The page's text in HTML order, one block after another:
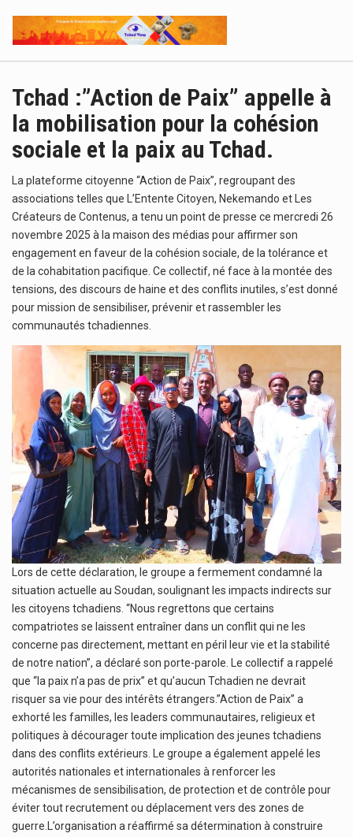
Tchad :”Action de Paix” appelle à
la mobilisation pour la cohésion
sociale et la paix au Tchad.
La plateforme citoyenne “Action de Paix”, regroupant des
associations telles que L’Entente Citoyen, Nekemando et Les
Créateurs de Contenus, a tenu un point de presse ce mercredi 26
novembre 2025 à la maison des médias pour affirmer son
engagement en faveur de la cohésion sociale, de la tolérance et
de la cohabitation pacifique. Ce collectif, né face à la montée des
tensions, des discours de haine et des conflits inutiles, s’est donné
pour mission de sensibiliser, prévenir et rassembler les
communautés tchadiennes.
Lors de cette déclaration, le groupe a fermement condamné la
situation actuelle au Soudan, soulignant les impacts indirects sur
les citoyens tchadiens. “Nous regrettons que certains
compatriotes se laissent entraîner dans un conflit qui ne les
concerne pas directement, mettant en péril leur vie et la stabilité
de notre nation”, a déclaré son porte-parole. Le collectif a rappelé
que “la paix n’a pas de prix” et qu’aucun Tchadien ne devrait
risquer sa vie pour des intérêts étrangers.”Action de Paix” a
exhorté les familles, les leaders communautaires, religieux et
politiques à décourager toute implication des jeunes tchadiens
dans des conflits extérieurs. Le groupe a également appelé les
autorités nationales et internationales à renforcer les
mécanismes de sensibilisation, de protection et de contrôle pour
éviter tout recrutement ou déplacement vers des zones de
guerre.L’organisation a réaffirmé sa détermination à construire